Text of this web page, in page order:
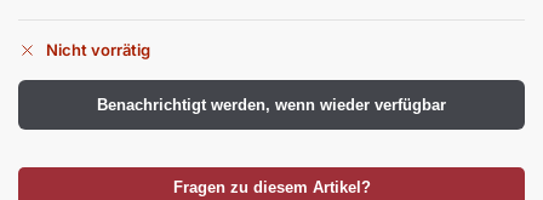
Nicht vorrätig
Benachrichtigt werden, wenn wieder verfügbar
Fragen zu diesem Artikel?